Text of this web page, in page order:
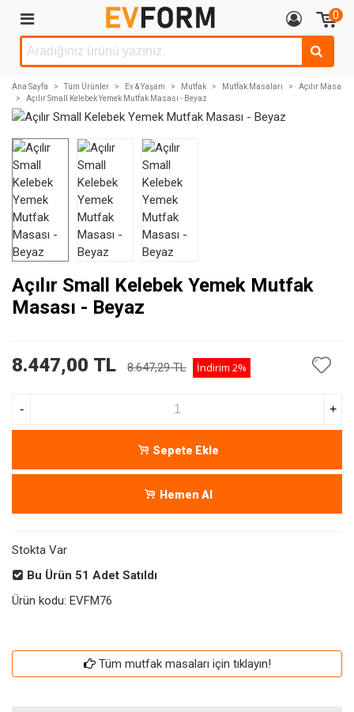
0
Ana Sayfa > Tüm Ürünler > Ev & Yaşam > Mutfak > Mutfak Masaları >
Açılır Masa
>
Açılır Small Kelebek Yemek Mutfak Masası - Beyaz
Açılır Small Kelebek Yemek Mutfak
Masası - Beyaz
8.447,00 TL 8.647,29 TL İndirim 2%
- +
Sepete Ekle
Hemen Al
Stokta Var
Bu Ürün 51 Adet Satıldı
Ürün kodu: EVFM76
Tüm mutfak masaları için tıklayın!